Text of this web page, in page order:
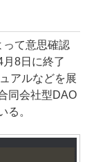
て意思確認
8日に終了
アルなどを展
同会社型DAO
る。